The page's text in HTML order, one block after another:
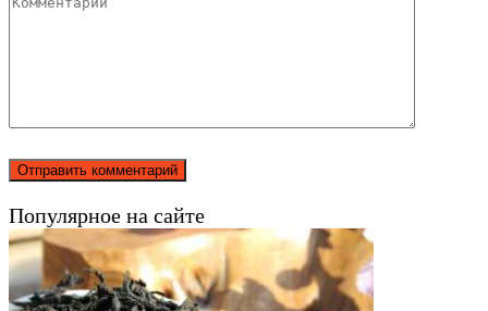
Популярное на сайте